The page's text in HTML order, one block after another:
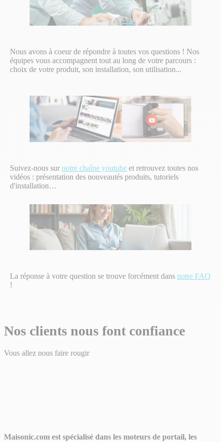
Nous avons à coeur de répondre à toutes vos questions ! Nos
équipes vous accompagnent tout au long de votre parcours :
choix de votre produit, son installation, son utilisation...
Suivez-nous sur notre chaîne youtube et retrouvez toutes nos
vidéos : présentation des nouveautés produits, tutoriels
d'installation…
La réponse à votre question se trouve forcément dans notre FAQ
!
Nos clients nous font confiance
Vous allez nous faire rougir
Maisonic.com est spécialisé dans les moteurs de portail, les